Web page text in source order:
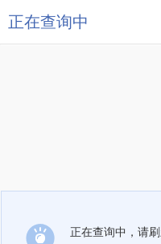
正在查询中
正在查询中，请